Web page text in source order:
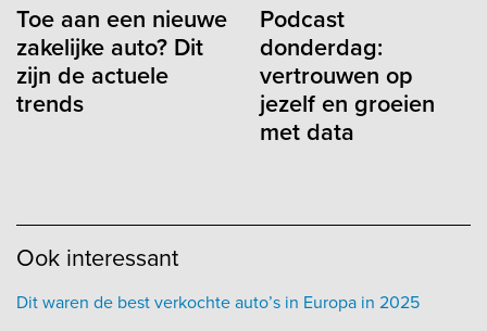
Ook interessant
Dit waren de best verkochte auto’s in Europa in 2025
Toe aan een nieuwe
zakelijke auto? Dit
zijn de actuele
trends
Podcast
donderdag:
vertrouwen op
jezelf en groeien
met data